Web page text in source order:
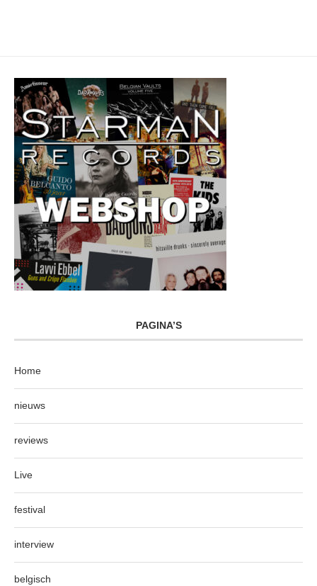
PAGINA’S
Home
nieuws
reviews
Live
festival
interview
belgisch